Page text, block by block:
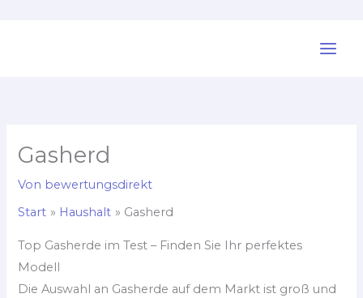
Gasherd
Von bewertungsdirekt
Start
Haushalt Gasherd
Top Gasherde im Test – Finden Sie Ihr perfektes
Modell
Die Auswahl an Gasherde auf dem Markt ist groß und